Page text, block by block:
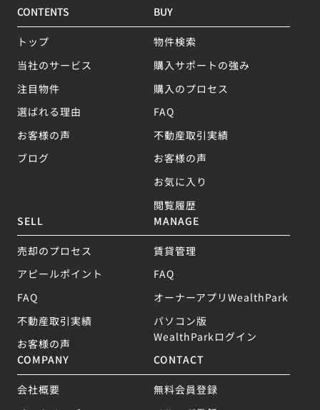
CONTENTS
トップ
当社のサービス
注目物件
選ばれる理由
お客様の声
ブログ
BUY
物件検索
購入サポートの強み
購入のプロセス
FAQ
不動産取引実績
お客様の声
お気に入り
閲覧履歴
SELL
売却のプロセス
アピールポイント
FAQ
不動産取引実績
お客様の声
MANAGE
賃貸管理
FAQ
オーナーアプリWealthPark
パソコン版
WealthParkログイン
COMPANY
会社概要
CONTACT
無料会員登録